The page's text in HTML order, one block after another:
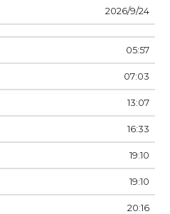
24‏‏/9‏‏/2026
05:57
07:03
13:07
16:33
19:10
19:10
20:16